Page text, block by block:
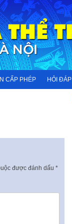
CẤP PHÉP HỎI ĐÁP
được đánh dấu *